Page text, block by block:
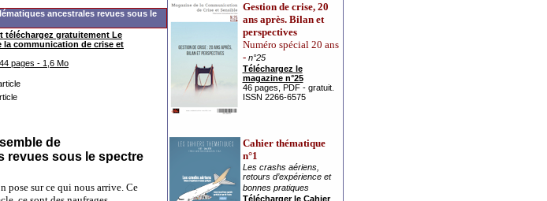
ancestrales revues sous le
téléchargez gratuitement Le
la communication de crise et
pages - 1,6 Mo
de
revues sous le spectre
pose sur ce qui nous arrive. Ce
Gestion de crise, 20
ans après. Bilan et
perspectives
Numéro spécial 20 ans
- n°25
Téléchargez le
magazine n°25
46 pages, PDF - gratuit.
ISSN 2266-6575
Cahier thématique
n°1
Les crashs aériens,
retours d’expérience et
bonnes pratiques
Télécharger le Cahier